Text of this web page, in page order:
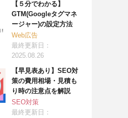
【５分でわかる】
GTM(Googleタグマネ
ージャー)の設定方法
Web広告
最終更新日：
2025.08.26
【早見表あり】SEO対
策の費用相場・見積も
り時の注意点を解説
SEO対策
最終更新日：